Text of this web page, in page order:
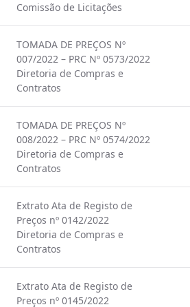
Comissão de Licitações
TOMADA DE PREÇOS Nº
007/2022 – PRC Nº 0573/2022
Diretoria de Compras e
Contratos
TOMADA DE PREÇOS Nº
008/2022 – PRC Nº 0574/2022
Diretoria de Compras e
Contratos
Extrato Ata de Registo de
Preços nº 0142/2022
Diretoria de Compras e
Contratos
Extrato Ata de Registo de
Preços nº 0145/2022